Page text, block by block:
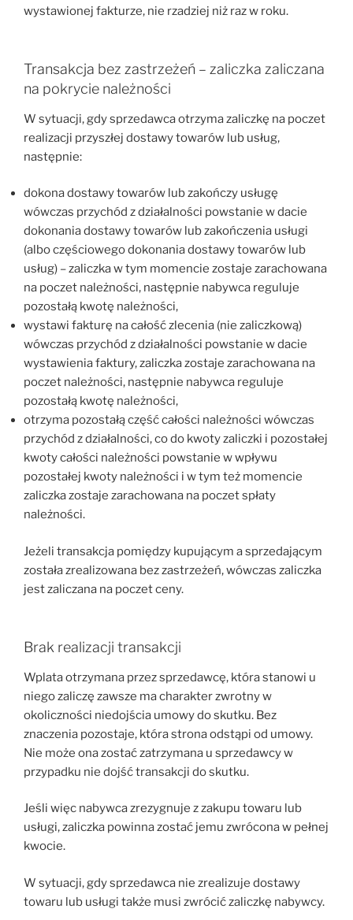
wystawionej fakturze, nie rzadziej niż raz w roku.
Transakcja bez zastrzeżeń – zaliczka zaliczana
na pokrycie należności
W sytuacji, gdy sprzedawca otrzyma zaliczkę na poczet
realizacji przyszłej dostawy towarów lub usług,
następnie:
dokona dostawy towarów lub zakończy usługę
wówczas przychód z działalności powstanie w dacie
dokonania dostawy towarów lub zakończenia usługi
(albo częściowego dokonania dostawy towarów lub
usług) – zaliczka w tym momencie zostaje zarachowana
na poczet należności, następnie nabywca reguluje
pozostałą kwotę należności,
wystawi fakturę na całość zlecenia (nie zaliczkową)
wówczas przychód z działalności powstanie w dacie
wystawienia faktury, zaliczka zostaje zarachowana na
poczet należności, następnie nabywca reguluje
pozostałą kwotę należności,
otrzyma pozostałą część całości należności wówczas
przychód z działalności, co do kwoty zaliczki i pozostałej
kwoty całości należności powstanie w wpływu
pozostałej kwoty należności i w tym też momencie
zaliczka zostaje zarachowana na poczet spłaty
należności.
Jeżeli transakcja pomiędzy kupującym a sprzedającym
została zrealizowana bez zastrzeżeń, wówczas zaliczka
jest zaliczana na poczet ceny.
Brak realizacji transakcji
Wplata otrzymana przez sprzedawcę, która stanowi u
niego zaliczę zawsze ma charakter zwrotny w
okoliczności niedojścia umowy do skutku. Bez
znaczenia pozostaje, która strona odstąpi od umowy.
Nie może ona zostać zatrzymana u sprzedawcy w
przypadku nie dojść transakcji do skutku.
Jeśli więc nabywca zrezygnuje z zakupu towaru lub
usługi, zaliczka powinna zostać jemu zwrócona w pełnej
kwocie.
W sytuacji, gdy sprzedawca nie zrealizuje dostawy
towaru lub usługi także musi zwrócić zaliczkę nabywcy.